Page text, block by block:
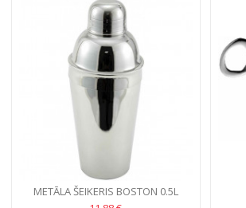
METĀLA ŠEIKERIS BOSTON 0.5L